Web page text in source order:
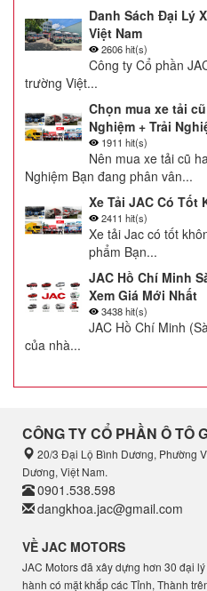
Danh Sách Đại Lý
Việt Nam
2606 hit(s)
Công ty Cổ phần
trường Việt...
Chọn mua xe tải
Nghiệm + Trải
1911 hit(s)
Nên mua xe tải cũ
Nghiệm Bạn đang phân vân...
Xe Tải JAC Có Tốt
2411 hit(s)
Xe tải Jac có tốt
phẩm Bạn...
JAC Hồ Chí Minh
Xem Giá Mới Nhất
3438 hit(s)
JAC Hồ Chí Minh
của nhà...
CÔNG TY CỔ PHẦN Ô TÔ
20/3 Đại Lộ Bình Dương, Phường
Dương, Việt Nam.
0901.538.598
dangkhoa.jac@gmail.com
VỀ JAC MOTORS
JAC Motors đã xây dựng hơn 30 đại
hành có mặt khắp các Tỉnh, Thành